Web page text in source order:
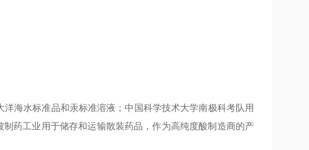
海水标准品和汞标准溶液；中国科学技术大学南极科考队用
制药工业用于储存和运输散装药品，作为高纯度酸制造商的产